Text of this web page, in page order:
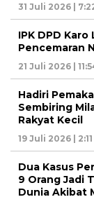
31 Juli 2026 |
IPK DPD
Pencemaran
21 Juli 2026 |
Hadiri
Sembiring
Rakyat Kecil
19 Juli 2026 |
Dua Kasus
9 Orang Jadi
Dunia Akibat